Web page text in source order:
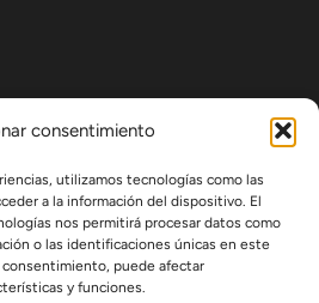
consentimiento
utilizamos tecnologías como las
a la información del dispositivo. El
nos permitirá procesar datos como
o las identificaciones únicas en este
puede afectar
y funciones.